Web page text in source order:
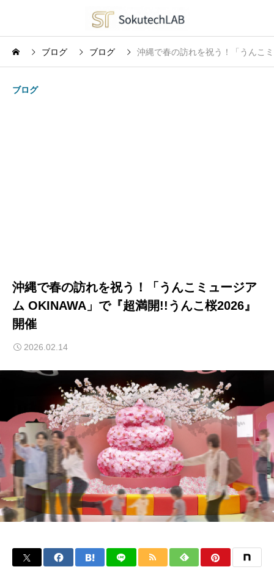
ブログ ブログ 沖縄で春の訪れを祝う！「うんこ
ブログ
沖縄で春の訪れを祝う！「うんこミュージア
ム OKINAWA」で『超満開!!うんこ桜2026』
開催
2026.02.14